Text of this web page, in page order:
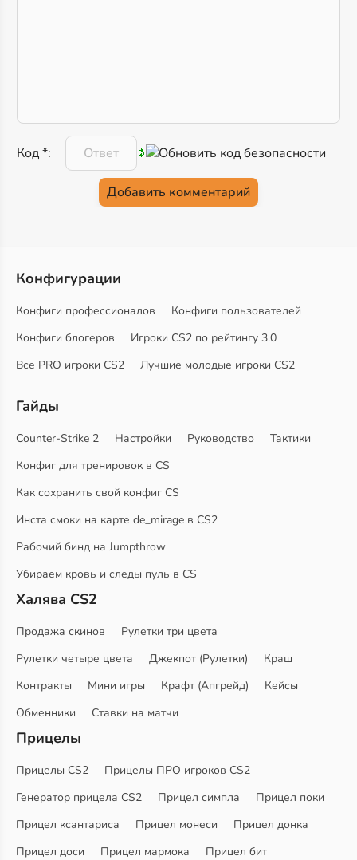
Код *:
Конфигурации
Конфиги профессионалов
Конфиги пользователей
Конфиги блогеров
Игроки CS2 по рейтингу 3.0
Все PRO игроки CS2
Лучшие молодые игроки CS2
Гайды
Counter-Strike 2 Настройки Руководство
Тактики
Конфиг для тренировок в CS
Как сохранить свой конфиг CS
Инста смоки на карте de_mirage в CS2
Рабочий бинд на Jumpthrow
Убираем кровь и следы пуль в CS
Халява CS2
Продажа скинов
Рулетки три цвета
Рулетки четыре цвета
Джекпот (Рулетки)
Краш
Контракты
Мини игры Крафт (Апгрейд)
Кейсы
Обменники
Ставки на матчи
Прицелы
Прицелы CS2
Прицелы ПРО игроков CS2
Генератор прицела CS2
Прицел симпла
Прицел поки
Прицел ксантариса
Прицел монеси
Прицел донка
Прицел доси
Прицел мармока
Прицел бит